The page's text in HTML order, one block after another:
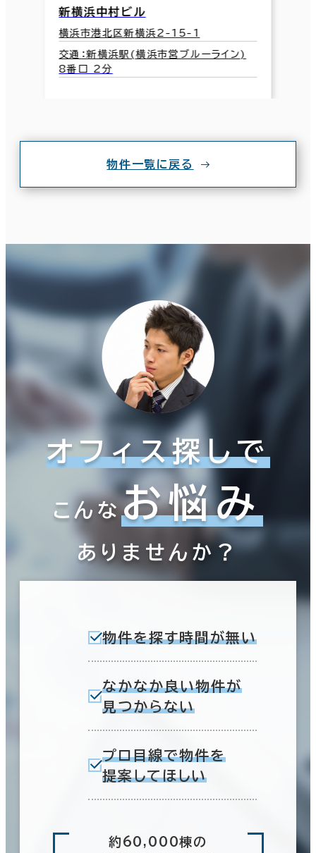
新横浜中村ビル
横浜市港北区新横浜2-15-1
交通：新横浜駅(横浜市営ブルーライン)
8番口 2分
物件一覧に戻る
オフィス探しで
こんなお悩み
ありませんか？
物件を探す時間が無い
なかなか良い物件が
見つからない
プロ目線で物件を
提案してほしい
約60,000棟の